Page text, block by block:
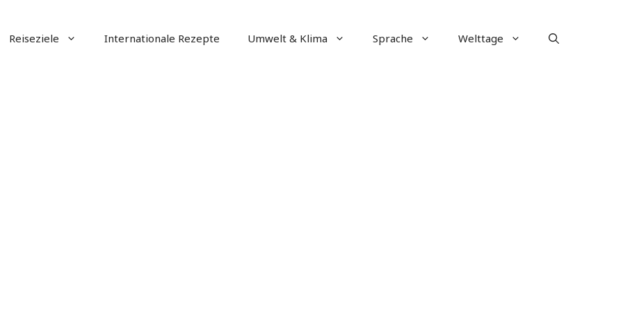
Reiseziele Internationale Rezepte Umwelt & Klima Sprache Welttage